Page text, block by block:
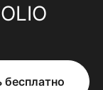
бесплатно